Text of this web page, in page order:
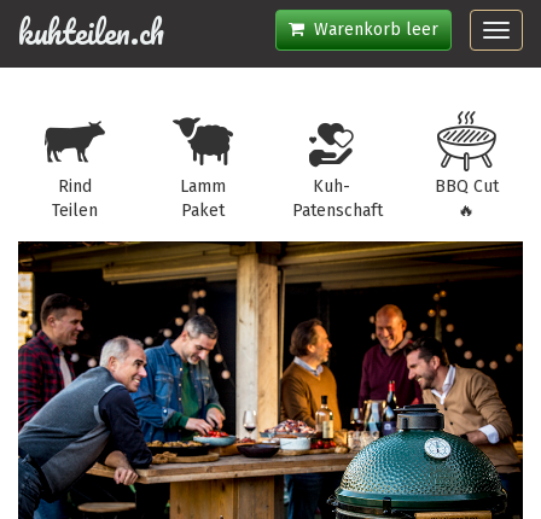
Warenkorb leer
kuhteilen.ch
Rind
Teilen
Lamm
Paket
Kuh-
Patenschaft
BBQ Cut
🔥